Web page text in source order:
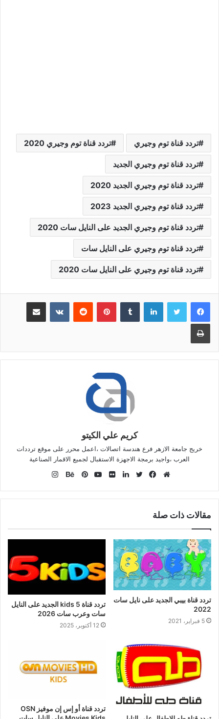
تردد قناة توم وجيري تردد قناة توم وجيري 2020
تردد قناة توم وجيري الجديد
تردد قناة توم وجيري الجديد 2020
تردد قناة توم وجيري الجديد 2023
تردد قناة توم وجيري الجديد على النايل سات 2020
تردد قناة توم وجيري على النايل سات
تردد قناة توم وجيري على النايل سات 2020
لينكدإن بينتيريست مشاركة عبر البريد
طباعة
كريم علي الكيتو
خريج جامعة الازهر فرع هندسة اتصالات ،اعمل محرر على موقع ترددات
العرب ،واجيد برمجة الاجهزة الاستقبال لجميع الاقمار الصناعية
الويب
من
مقالات ذات صلة
تردد قناة بيبي الجديد على نايل سات
2022
5 فبراير، 2021
تردد قناة 5 kids الجديد على النايل
سات وعرب سات 2026
12 أكتوبر، 2025
تردد قناة أو إس إن موفيز OSN